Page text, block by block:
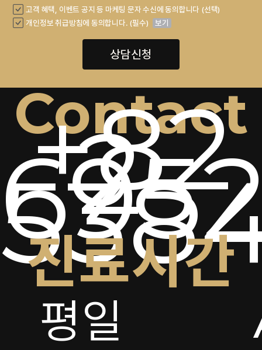
고객 혜택, 이벤트 공지 등 마케팅 문자 수신에 동의합니다 (선택)
개인정보 취급방침에 동의합니다. (필수)
보기
상담신청
Contact
+82
2-
진료시간
평일